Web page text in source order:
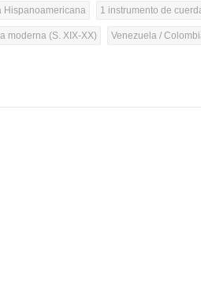
Hispanoamericana 1 instrumento de
moderna (S. XIX-XX) Venezuela /